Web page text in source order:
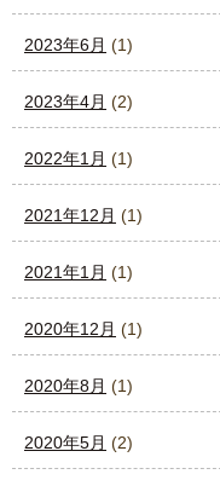
2023年6月 (1)
2023年4月 (2)
2022年1月 (1)
2021年12月 (1)
2021年1月 (1)
2020年12月 (1)
2020年8月 (1)
2020年5月 (2)